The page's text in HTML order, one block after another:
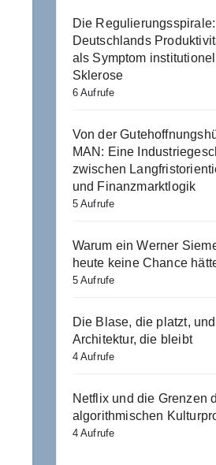
Die Regulierungsspirale:
Deutschlands
als Symptom
Sklerose
6 Aufrufe
Von der
MAN: Eine
zwischen
und Finanzmarktlogik
5 Aufrufe
Warum ein Werner
heute keine Chance
5 Aufrufe
Die Blase, die platzt,
Architektur, die bleibt
4 Aufrufe
Netflix und die Grenzen
algorithmischen
4 Aufrufe